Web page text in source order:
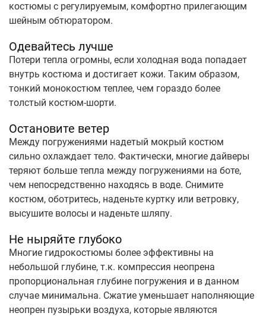
костюмы с регулируемым, комфортно прилегающим
шейным обтюратором.
Одевайтесь лучше
Потери тепла огромны, если холодная вода попадает
внутрь костюма и достигает кожи. Таким образом,
тонкий монокостюм теплее, чем гораздо более
толстый костюм-шорти.
Остановите ветер
Между погружениями надетый мокрый костюм
сильно охлаждает тело. Фактически, многие дайверы
теряют больше тепла между погружениями на боте,
чем непосредственно находясь в воде. Снимите
костюм, оботритесь, наденьте куртку или ветровку,
высушите волосы и наденьте шляпу.
Не ныряйте глубоко
Многие гидрокостюмы более эффективны на
небольшой глубине, т.к. компрессия неопрена
пропорциональная глубине погружения и в данном
случае минимальна. Сжатие уменьшает наполняющие
неопрен пузырьки воздуха, которые являются